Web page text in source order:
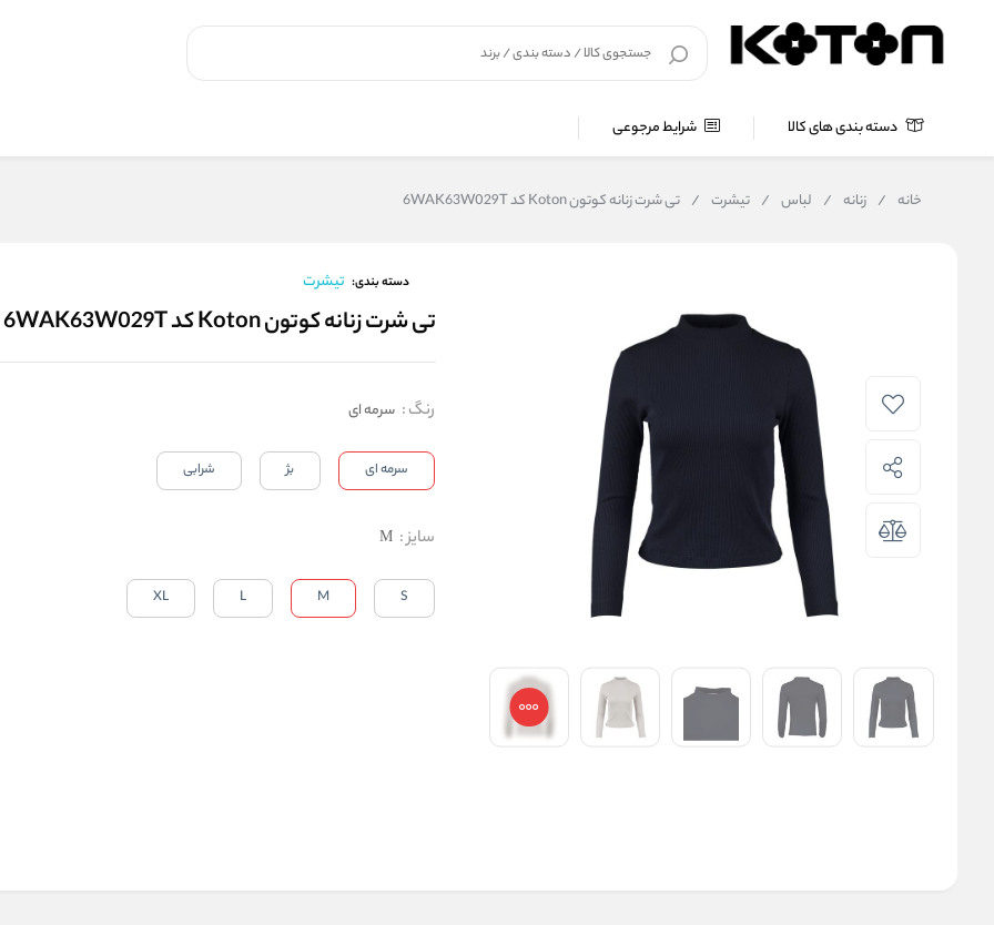
دسته بندی های کالا شرایط مرجوعی
خانه / زنانه / لباس / تیشرت / تی شرت زنانه کوتون Koton کد 6WAK63W029T
دسته بندی: تیشرت
تی شرت زنانه کوتون Koton کد 6WAK63W029T
رنگ: سرمه ای
سرمه ای بژ شرابی
سایز:
M
S
M
L
XL